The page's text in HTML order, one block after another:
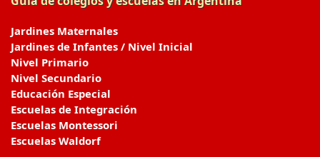
Jardines Maternales
Jardines de Infantes / Nivel Inicial
Nivel Primario
Nivel Secundario
Educación Especial
Escuelas de Integración
Escuelas Montessori
Escuelas Waldorf